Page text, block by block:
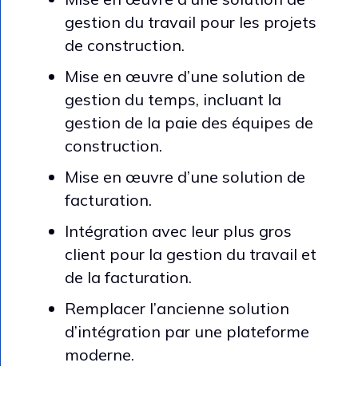
gestion du travail pour les projets
de construction.
Mise en œuvre d’une solution de
gestion du temps, incluant la
gestion de la paie des équipes de
construction.
Mise en œuvre d’une solution de
facturation.
Intégration avec leur plus gros
client pour la gestion du travail et
de la facturation.
Remplacer l’ancienne solution
d’intégration par une plateforme
moderne.